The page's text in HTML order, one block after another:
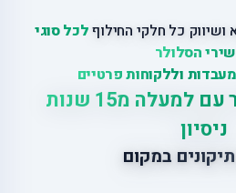
ושיווק כל חלקי החילוףלכל סוגי
הסלולר
וללקוחות פרטיים
מובילים בסלולר עם למעלה מ15 שנות
ניסיון
במקום